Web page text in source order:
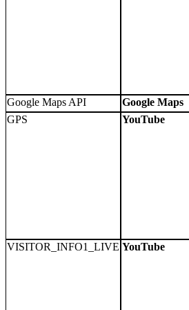
Google Maps API
Google Maps
GPS
YouTube
VISITOR_INFO1_LIVE YouTube